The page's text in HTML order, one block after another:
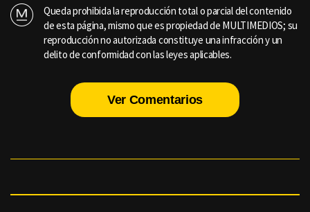
Queda prohibida la reproducción total o parcial del contenido
de esta página, mismo que es propiedad de MULTIMEDIOS; su
reproducción no autorizada constituye una infracción y un
delito de conformidad con las leyes aplicables.
Ver Comentarios